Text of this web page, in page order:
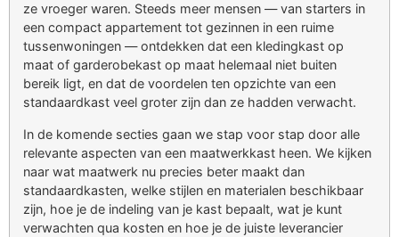
ze vroeger waren. Steeds meer mensen — van starters in
een compact appartement tot gezinnen in een ruime
tussenwoningen — ontdekken dat een kledingkast op
maat of garderobekast op maat helemaal niet buiten
bereik ligt, en dat de voordelen ten opzichte van een
standaardkast veel groter zijn dan ze hadden verwacht.
In de komende secties gaan we stap voor stap door alle
relevante aspecten van een maatwerkkast heen. We kijken
naar wat maatwerk nu precies beter maakt dan
standaardkasten, welke stijlen en materialen beschikbaar
zijn, hoe je de indeling van je kast bepaalt, wat je kunt
verwachten qua kosten en hoe je de juiste leverancier